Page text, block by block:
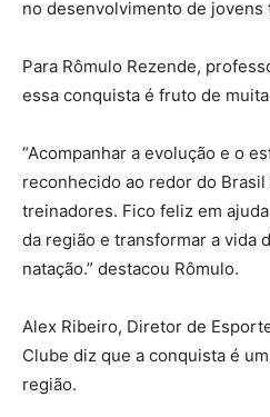
no desenvolvimento de jovens
Para Rômulo Rezende,
essa conquista é fruto de
“Acompanhar a evolução e o
reconhecido ao redor do
treinadores. Fico feliz em
da região e transformar a vida
natação.” destacou Rômulo.
Alex Ribeiro, Diretor de
Clube diz que a conquista é
região.